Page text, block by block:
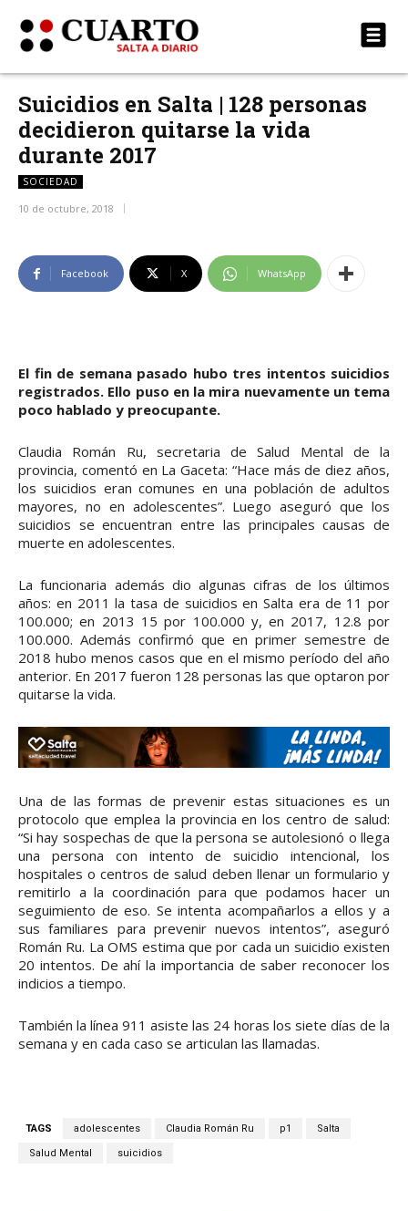
Suicidios en Salta | 128 personas
decidieron quitarse la vida
durante 2017
SOCIEDAD
10 de octubre, 2018
Facebook X WhatsApp
El fin de semana pasado hubo tres intentos suicidios
registrados. Ello puso en la mira nuevamente un tema
poco hablado y preocupante.
Claudia Román Ru, secretaria de Salud Mental de la
provincia, comentó en La Gaceta: “Hace más de diez años,
los suicidios eran comunes en una población de adultos
mayores, no en adolescentes”. Luego aseguró que los
suicidios se encuentran entre las principales causas de
muerte en adolescentes.
La funcionaria además dio algunas cifras de los últimos
años: en 2011 la tasa de suicidios en Salta era de 11 por
100.000; en 2013 15 por 100.000 y, en 2017, 12.8 por
100.000. Además confirmó que en primer semestre de
2018 hubo menos casos que en el mismo período del año
anterior. En 2017 fueron 128 personas las que optaron por
quitarse la vida.
Una de las formas de prevenir estas situaciones es un
protocolo que emplea la provincia en los centro de salud:
“Si hay sospechas de que la persona se autolesionó o llega
una persona con intento de suicidio intencional, los
hospitales o centros de salud deben llenar un formulario y
remitirlo a la coordinación para que podamos hacer un
seguimiento de eso. Se intenta acompañarlos a ellos y a
sus familiares para prevenir nuevos intentos”, aseguró
Román Ru. La OMS estima que por cada un suicidio existen
20 intentos. De ahí la importancia de saber reconocer los
indicios a tiempo.
También la línea 911 asiste las 24 horas los siete días de la
semana y en cada caso se articulan las llamadas.
TAGS adolescentes Claudia Román Ru p1 Salta
Salud Mental suicidios